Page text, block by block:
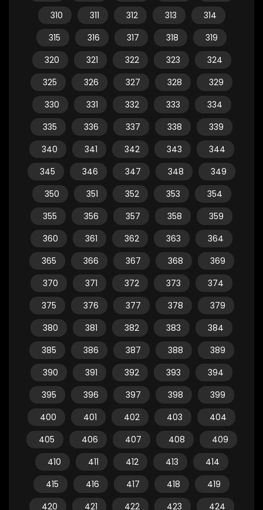
310
311 312 313
314
315
316 317 318
319
320
321 322 323
324
325
326 327 328
329
330
331 332 333
334
335
336 337 338
339
340
341 342 343
344
345
346 347 348
349
350
351 352 353
354
355
356 357 358
359
360
361 362 363
364
365
366 367 368
369
370
371 372 373
374
375
376 377 378
379
380
381 382 383
384
385
386 387 388
389
390
391 392 393
394
395
396 397 398
399
400
401 402 403
404
405
406 407 408
409
410
411 412 413
414
415
416 417 418
419
420
421 422 423 424